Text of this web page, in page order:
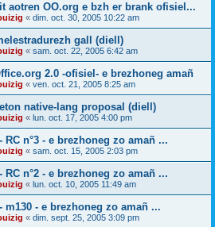
aotren OO.org e bzh er brank ofisiel...
« dim. oct. 30, 2005 10:22 am
gall (diell)
« sam. oct. 22, 2005 6:42 am
2.0 -ofisiel- e brezhoneg amañ
« ven. oct. 21, 2005 8:25 am
native-lang proposal (diell)
« lun. oct. 17, 2005 4:00 pm
RC n°3 - e brezhoneg zo amañ ...
« sam. oct. 15, 2005 2:03 pm
RC n°2 - e brezhoneg zo amañ ...
« lun. oct. 10, 2005 11:49 am
m130 - e brezhoneg zo amañ ...
« dim. sept. 25, 2005 3:09 pm